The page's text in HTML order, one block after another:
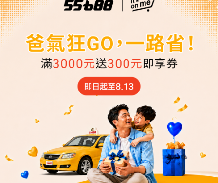
顧客服務